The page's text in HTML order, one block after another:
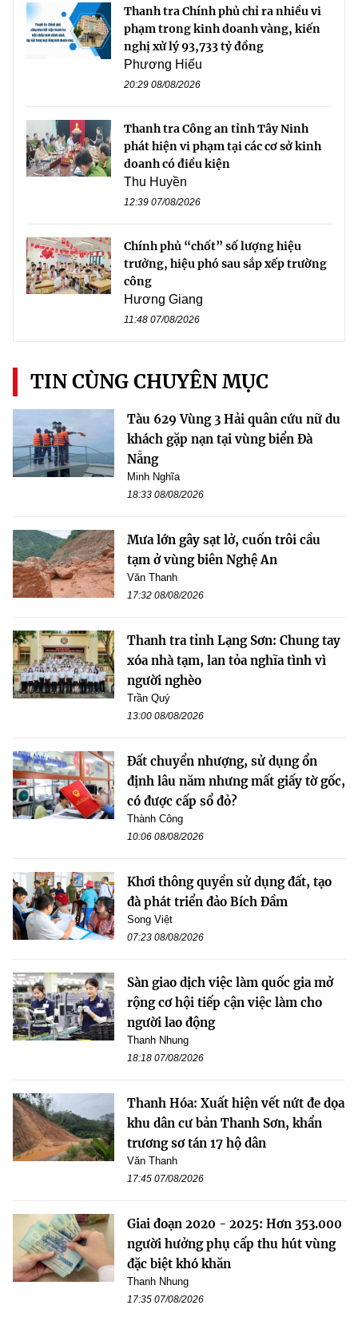
Thanh tra Chính phủ chỉ ra nhiều vi
phạm trong kinh doanh vàng, kiến
nghị xử lý 93,733 tỷ đồng
Phương Hiếu
20:29 08/08/2026
Thanh tra Công an tỉnh Tây Ninh
phát hiện vi phạm tại các cơ sở kinh
doanh có điều kiện
Thu Huyền
12:39 07/08/2026
Chính phủ “chốt” số lượng hiệu
trưởng, hiệu phó sau sắp xếp trường
công
Hương Giang
11:48 07/08/2026
TIN CÙNG CHUYÊN MỤC
Tàu 629 Vùng 3 Hải quân cứu nữ du
khách gặp nạn tại vùng biển Đà
Nẵng
Minh Nghĩa
18:33 08/08/2026
Mưa lớn gây sạt lở, cuốn trôi cầu
tạm ở vùng biên Nghệ An
Văn Thanh
17:32 08/08/2026
Thanh tra tỉnh Lạng Sơn: Chung tay
xóa nhà tạm, lan tỏa nghĩa tình vì
người nghèo
Trần Quý
13:00 08/08/2026
Đất chuyển nhượng, sử dụng ổn
định lâu năm nhưng mất giấy tờ gốc,
có được cấp sổ đỏ?
Thành Công
10:06 08/08/2026
Khơi thông quyền sử dụng đất, tạo
đà phát triển đảo Bích Đầm
Song Việt
07:23 08/08/2026
Sàn giao dịch việc làm quốc gia mở
rộng cơ hội tiếp cận việc làm cho
người lao động
Thanh Nhung
18:18 07/08/2026
Thanh Hóa: Xuất hiện vết nứt đe dọa
khu dân cư bản Thanh Sơn, khẩn
trương sơ tán 17 hộ dân
Văn Thanh
17:45 07/08/2026
Giai đoạn 2020 - 2025: Hơn 353.000
người hưởng phụ cấp thu hút vùng
đặc biệt khó khăn
Thanh Nhung
17:35 07/08/2026